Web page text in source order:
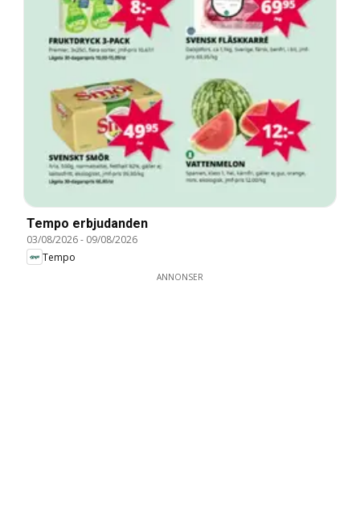
Tempo erbjudanden
03/08/2026- 09/08/2026
Tempo
ANNONSER